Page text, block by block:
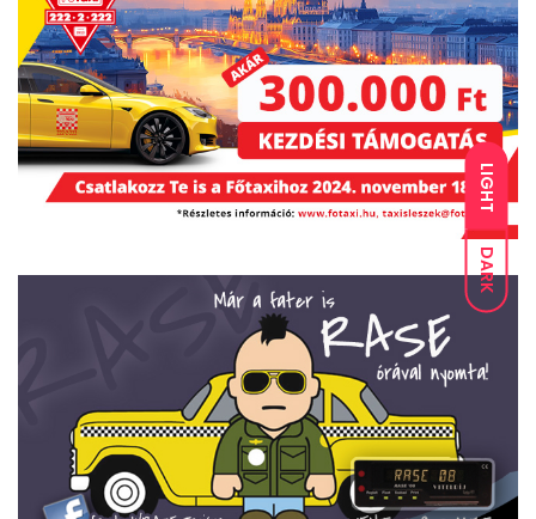
LIGHT
DARK